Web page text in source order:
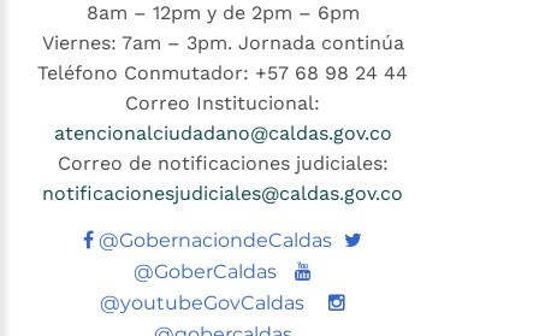
8am – 12pm y de 2pm – 6pm
Viernes: 7am – 3pm. Jornada continúa
Teléfono Conmutador: +57 68 98 24 44
Correo Institucional:
atencionalciudadano@caldas.gov.co
Correo de notificaciones judiciales:
notificacionesjudiciales@caldas.gov.co
@GobernaciondeCaldas Twitter
@GoberCaldas
Youtube
@youtubeGovCaldas